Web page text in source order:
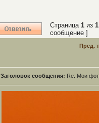
Страница 1 из 1
сообщение ]
Пред.
Заголовок сообщения: Re: Мои